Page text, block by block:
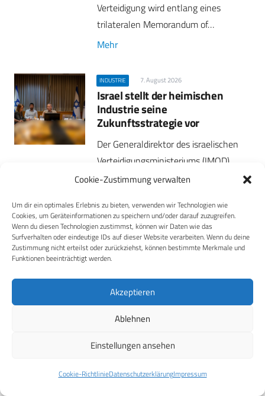
Cookie-Zustimmung verwalten
Um dir ein optimales Erlebnis zu bieten, verwenden wir Technologien wie
Cookies, um Geräteinformationen zu speichern und/oder darauf zuzugreifen.
Wenn du diesen Technologien zustimmst, können wir Daten wie das
Surfverhalten oder eindeutige IDs auf dieser Website verarbeiten. Wenn du deine
Zustimmung nicht erteilst oder zurückziehst, können bestimmte Merkmale und
Funktionen beeinträchtigt werden.
Akzeptieren
Ablehnen
Einstellungen ansehen
Cookie-RichtlinieDatenschutzerklärungImpressum
Verteidigung wird entlang eines
trilateralen Memorandum of…
Mehr
INDUSTRIE 7. August 2026
Israel stellt der heimischen
Industrie seine
Zukunftsstrategie vor
Der Generaldirektor des israelischen
Verteidigungsministeriums (IMOD),
Generalmajor a.D. Amir Baram,…
INDUSTRIE 29. Juli 2026
Rafael: 1.000. TYPHOON-
System an die israelische Marine
ausgeliefert
Rafael Advanced Defense Systems
Ltd. hat das 1.000. TYPHOON-System
Mehr